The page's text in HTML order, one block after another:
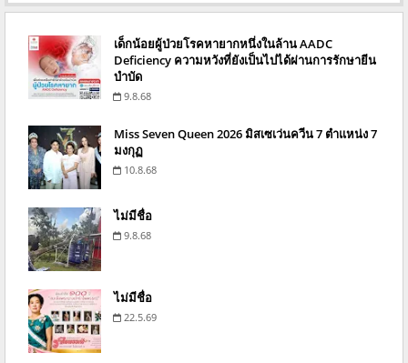
เด็กน้อยผู้ป่วยโรคหายากหนึ่งในล้าน AADC
Deficiency ความหวังที่ยังเป็นไปได้ผ่านการรักษายีน
บำบัด
9.8.68
Miss Seven Queen 2026 มิสเซเว่นควีน 7 ตำแหน่ง 7
มงกุฏ
10.8.68
ไม่มีชื่อ
9.8.68
ไม่มีชื่อ
22.5.69